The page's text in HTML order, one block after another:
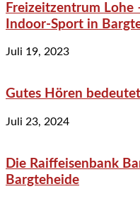
Freizeitzentrum
Indoor-Sport in
Juli 19, 2023
Gutes Hören
Juli 23, 2024
Die Raiffeisenbank
Bargteheide